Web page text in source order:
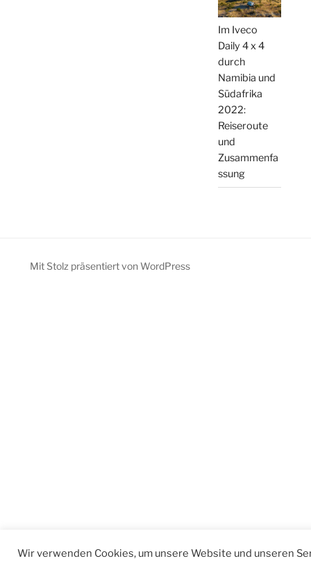
Im Iveco
Daily 4 x 4
durch
Namibia und
Südafrika
2022:
Reiseroute
und
Zusammenfa
ssung
Mit Stolz präsentiert von WordPress
Wir verwenden Cookies, um unsere Website und unseren